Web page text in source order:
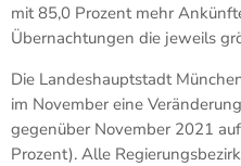
mit 85,0 Prozent mehr
Übernachtungen die jeweils
Die Landeshauptstadt
im November eine
gegenüber November 2021
Prozent). Alle